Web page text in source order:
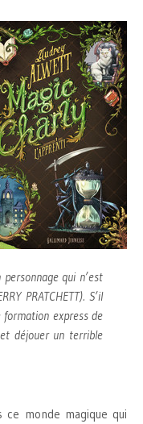
qui n’est
PRATCHETT). S’il
express de
déjouer un terrible
monde magique qui